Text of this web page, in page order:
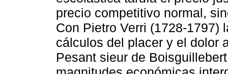
precio competitivo normal,
Con Pietro Verri (1728-1797)
cálculos del placer y el dolor
Pesant sieur de